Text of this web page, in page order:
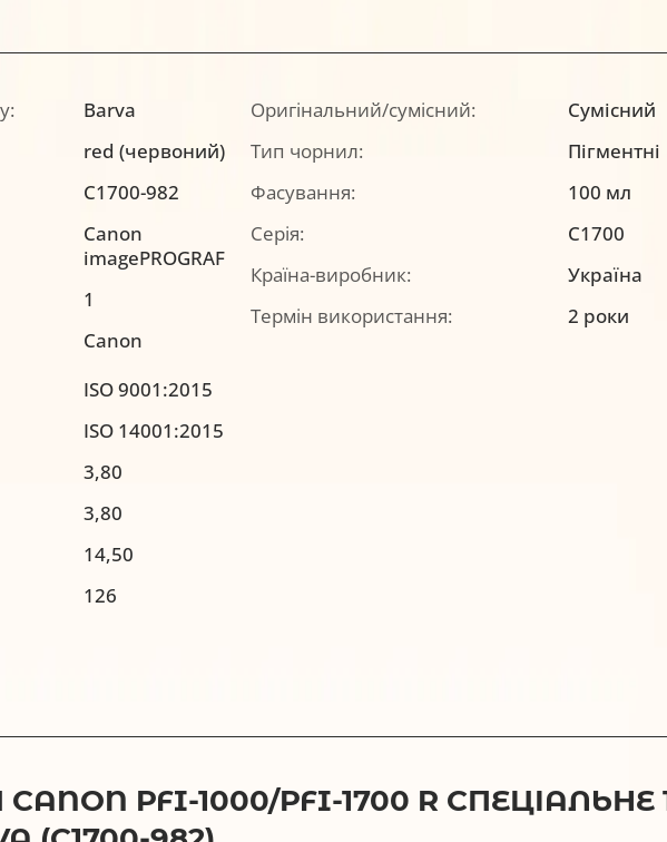
Barva
red (червоний)
C1700-982
Canon
imagePROGRAF
1
Canon
Оригінальний/сумісний:
Сумісний
Тип чорнил:
Пігментні
Фасування:
100 мл
Серія:
C1700
Країна-виробник:
Україна
Термін використання:
2 роки
ISO 9001:2015
ISO 14001:2015
3,80
3,80
14,50
126
PFI-1000/PFI-1700 R